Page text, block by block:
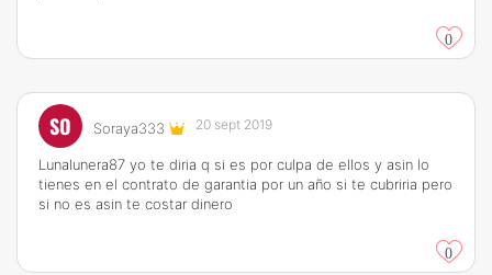
0
SO Soraya333 20 sept 2019
Lunalunera87 yo te diria q si es por culpa de ellos y asin lo
tienes en el contrato de garantia por un año si te cubriria pero
si no es asin te costar dinero
0